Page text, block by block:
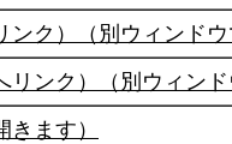
ク）（別ウィンドウ
ンク）（別ウィンド
ます）